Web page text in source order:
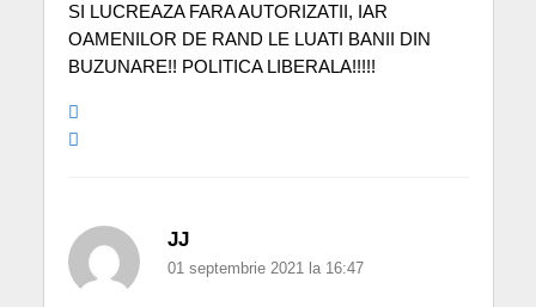
SI LUCREAZA FARA AUTORIZATII, IAR
OAMENILOR DE RAND LE LUATI BANII DIN
BUZUNARE!! POLITICA LIBERALA!!!!!
JJ
01 septembrie 2021 la 16:47